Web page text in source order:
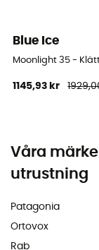
Blue Ice
Moonlight 35 -
1145,93 kr
Våra
utrustning
Patagonia
Ortovox
Rab